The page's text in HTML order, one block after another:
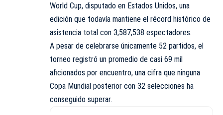
World Cup, disputado en Estados Unidos, una
edición que todavía mantiene el récord histórico de
asistencia total con 3,587,538 espectadores.
A pesar de celebrarse únicamente 52 partidos, el
torneo registró un promedio de casi 69 mil
aficionados por encuentro, una cifra que ninguna
Copa Mundial posterior con 32 selecciones ha
conseguido superar.